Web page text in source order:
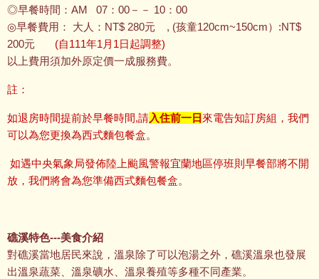
◎早餐時間：AM 07：00－－ 10：00
◎早餐費用： 大人：NT$ 280元 , (孩童120cm~150cm）:NT$
200元 (自111年1月1日起調整)
以上費用須加外原定價一成服務費。
註：
如退房時間提前於早餐時間,請入住前一日 來電告知訂房組，我們
可以為您更換為西式麵包餐盒。
如遇中央氣象局發佈陸上颱風警報宜蘭地區停班則早餐部將不開
放，我們將會為您準備西式麵包餐盒。
礁溪特色---美食介紹
對礁溪當地居民來說，溫泉除了可以泡湯之外，礁溪溫泉也發展
出溫泉蔬菜、溫泉礦水、溫泉養殖等多種不同產業。